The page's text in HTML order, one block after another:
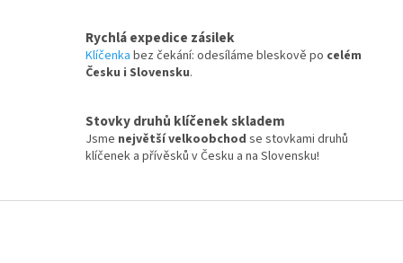
Rychlá expedice zásilek
Klíčenka bez čekání: odesíláme bleskově po celém
Česku i Slovensku.
Stovky druhů klíčenek skladem
Jsme největší velkoobchod se stovkami druhů
klíčenek a přívěsků v Česku a na Slovensku!